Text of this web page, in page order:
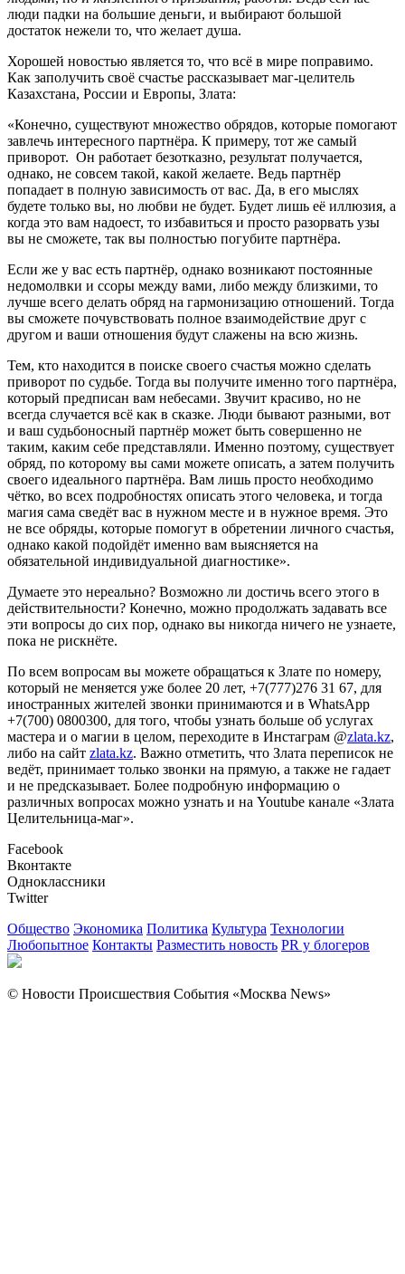
люди падки на большие деньги, и выбирают большой
достаток нежели то, что желает душа.
Хорошей новостью является то, что всё в мире поправимо.
Как заполучить своё счастье рассказывает маг-целитель
Казахстана, России и Европы, Злата:
«Конечно, существуют множество обрядов, которые помогают
завлечь интересного партнёра. К примеру, тот же самый
приворот. Он работает безотказно, результат получается,
однако, не совсем такой, какой желаете. Ведь партнёр
попадает в полную зависимость от вас. Да, в его мыслях
будете только вы, но любви не будет. Будет лишь её иллюзия, а
когда это вам надоест, то избавиться и просто разорвать узы
вы не сможете, так вы полностью погубите партнёра.
Если же у вас есть партнёр, однако возникают постоянные
недомолвки и ссоры между вами, либо между близкими, то
лучше всего делать обряд на гармонизацию отношений. Тогда
вы сможете почувствовать полное взаимодействие друг с
другом и ваши отношения будут слажены на всю жизнь.
Тем, кто находится в поиске своего счастья можно сделать
приворот по судьбе. Тогда вы получите именно того партнёра,
который предписан вам небесами. Звучит красиво, но не
всегда случается всё как в сказке. Люди бывают разными, вот
и ваш судьбоносный партнёр может быть совершенно не
таким, каким себе представляли. Именно поэтому, существует
обряд, по которому вы сами можете описать, а затем получить
своего идеального партнёра. Вам лишь просто необходимо
чётко, во всех подробностях описать этого человека, и тогда
магия сама сведёт вас в нужном месте и в нужное время. Это
не все обряды, которые помогут в обретении личного счастья,
однако какой подойдёт именно вам выясняется на
обязательной индивидуальной диагностике».
Думаете это нереально? Возможно ли достичь всего этого в
действительности? Конечно, можно продолжать задавать все
эти вопросы до сих пор, однако вы никогда ничего не узнаете,
пока не рискнёте.
По всем вопросам вы можете обращаться к Злате по номеру,
который не меняется уже более 20 лет, +7(777)276 31 67, для
иностранных жителей звонки принимаются и в WhatsApp
+7(700) 0800300, для того, чтобы узнать больше об услугах
мастера и о магии в целом, переходите в Инстаграм @zlata.kz,
либо на сайт zlata.kz. Важно отметить, что Злата переписок не
ведёт, принимает только звонки на прямую, а также не гадает
и не предсказывает. Более подробную информацию о
различных вопросах можно узнать и на Youtube канале «Злата
Целительница-маг».
Facebook
Вконтакте
Одноклассники
Twitter
Общество Экономика Политика Культура Технологии
Любопытное Контакты Разместить новость PR у блогеров
© Новости Происшествия События «Москва News»